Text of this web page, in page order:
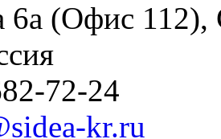
6а (Офис 112),
72-24
kr.ru